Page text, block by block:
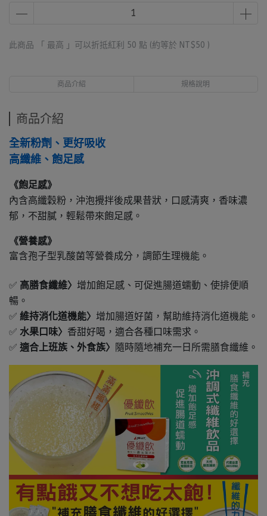
此商品 「 最高 」可以折抵紅利 50 點 (約等於 NT$50 )
商品介紹 規格說明
商品介紹
全新粉劑、更好吸收
高纖維、飽足感
《飽足感》
內含高纖穀粉，沖泡攪拌後成果昔狀，口感清爽，香味濃
郁，不甜膩，輕鬆帶來飽足感。
《營養感》
富含孢子型乳酸菌等營養成分，調節生理機能。
✅ 高膳食纖維〉 增加飽足感、可促進腸道蠕動、使排便順
暢。
✅ 維持消化道機能〉 增加腸道好菌，幫助維持消化道機能。
✅ 水果口味〉 香甜好喝，適合各種口味需求。
✅ 適合上班族、外食族〉 隨時隨地補充一日所需膳食纖維 。